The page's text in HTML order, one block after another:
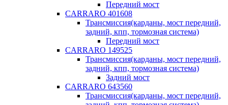
Передний мост
CARRARO 401608
Трансмиссия(карданы, мост передний,
задний, кпп, тормозная система)
Передний мост
CARRARO 149525
Трансмиссия(карданы, мост передний,
задний, кпп, тормозная система)
Задний мост
CARRARO 643560
Трансмиссия(карданы, мост передний,